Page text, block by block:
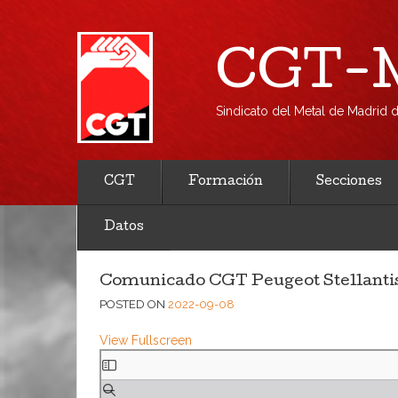
CGT-
Sindicato del Metal de Madrid
CGT Formación Secciones
Datos
Comunicado CGT Peugeot
POSTED ON 2022-09-08
View Fullscreen
Saltar
al
contenido